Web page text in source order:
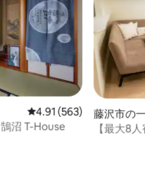
レビュー563件、5つ星
4.91 (563)
湘南鵠沼のゲストハウス 鵠沼 T-House
藤沢市の
【最大8